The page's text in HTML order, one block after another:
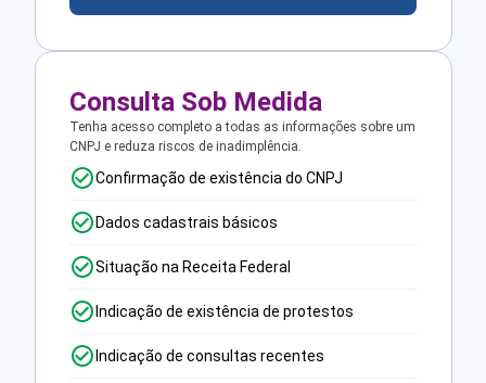
Consulta Sob Medida
Tenha acesso completo a todas as informações sobre um
CNPJ e reduza riscos de inadimplência.
Confirmação de existência do CNPJ
Dados cadastrais básicos
Situação na Receita Federal
Indicação de existência de protestos
Indicação de consultas recentes